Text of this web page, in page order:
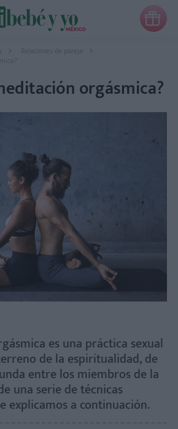

orgásmica?
es una práctica sexual
de la espiritualidad, de
entre los miembros de la
una serie de técnicas
explicamos a continuación.